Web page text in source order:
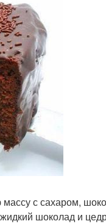
с сахаром,
шоколад и